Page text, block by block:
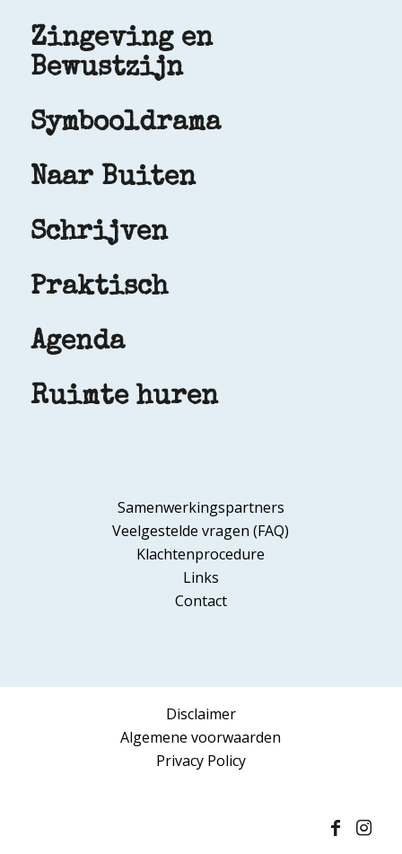
Zingeving en
Bewustzijn
Symbooldrama
Naar Buiten
Schrijven
Praktisch
Agenda
Ruimte huren
Samenwerkingspartners
Veelgestelde vragen (FAQ)
Klachtenprocedure
Links
Contact
Disclaimer
Algemene voorwaarden
Privacy Policy